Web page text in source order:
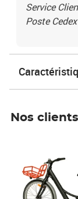
Service
Poste Cedex
Nos